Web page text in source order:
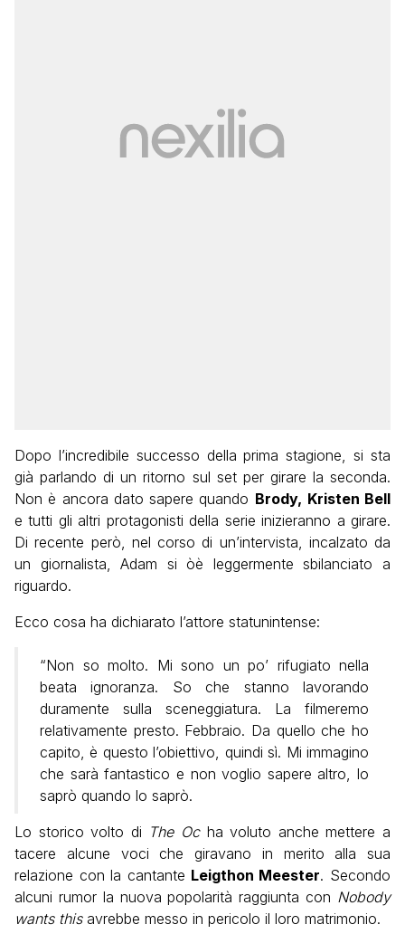
Dopo l’incredibile successo della prima stagione, si sta
già parlando di un ritorno sul set per girare la seconda.
Non è ancora dato sapere quando Brody, Kristen Bell
e tutti gli altri protagonisti della serie inizieranno a girare.
Di recente però, nel corso di un’intervista, incalzato da
un giornalista, Adam si òè leggermente sbilanciato a
riguardo.
Ecco cosa ha dichiarato l’attore statunintense:
“Non so molto. Mi sono un po’ rifugiato nella
beata ignoranza. So che stanno lavorando
duramente sulla sceneggiatura. La filmeremo
relativamente presto. Febbraio. Da quello che ho
capito, è questo l’obiettivo, quindi sì. Mi immagino
che sarà fantastico e non voglio sapere altro, lo
saprò quando lo saprò.
Lo storico volto di The Ocha voluto anche mettere a
tacere alcune voci che giravano in merito alla sua
relazione con la cantante Leigthon Meester. Secondo
alcuni rumor la nuova popolarità raggiunta con Nobody
wants thisavrebbe messo in pericolo il loro matrimonio.